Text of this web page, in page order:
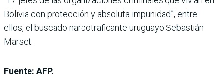
Bolivia con protección y absoluta impunidad”, entre
ellos, el buscado narcotraficante uruguayo Sebastián
Marset.
Fuente: AFP.